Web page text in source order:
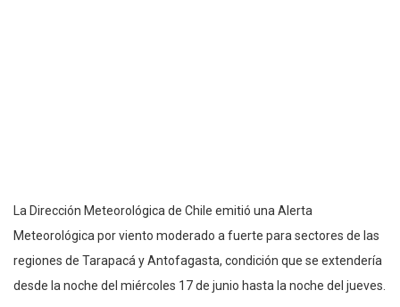
La Dirección Meteorológica de Chile emitió una Alerta
Meteorológica por viento moderado a fuerte para sectores de las
regiones de Tarapacá y Antofagasta, condición que se extendería
desde la noche del miércoles 17 de junio hasta la noche del jueves.